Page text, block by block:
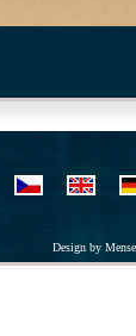
Design by